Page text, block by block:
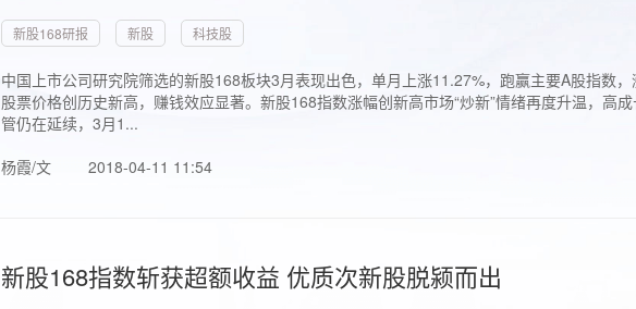
新股168研报 新股 科技股
中国上市公司研究院筛选的新股168板块3月表现出色，单月上涨11.27%，跑赢主要A股指数
股票价格创历史新高，赚钱效应显著。新股168指数涨幅创新高市场“炒新”情绪再度升温，高
管仍在延续，3月1...
杨霞/文
2018-04-11 11:54
新股168指数斩获超额收益 优质次新股脱颍而出